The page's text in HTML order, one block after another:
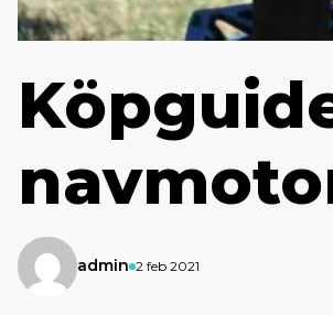
admin 2 feb 2021